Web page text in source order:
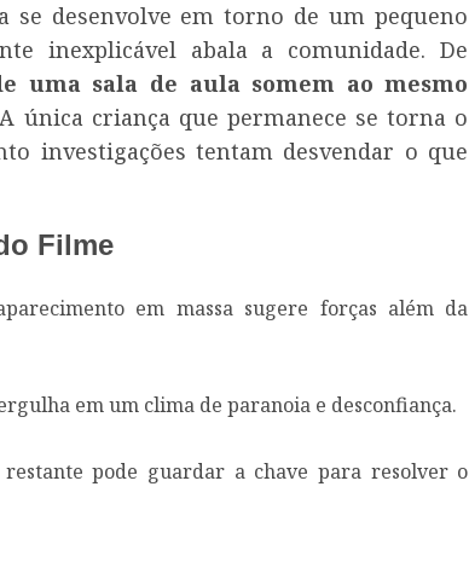
se desenvolve em torno de um pequeno
inexplicável abala a comunidade. De
uma sala de aula somem ao mesmo
única criança que permanece se torna o
investigações tentam desvendar o que
Filme
em massa sugere forças além da
em um clima de paranoia e desconfiança.
pode guardar a chave para resolver o